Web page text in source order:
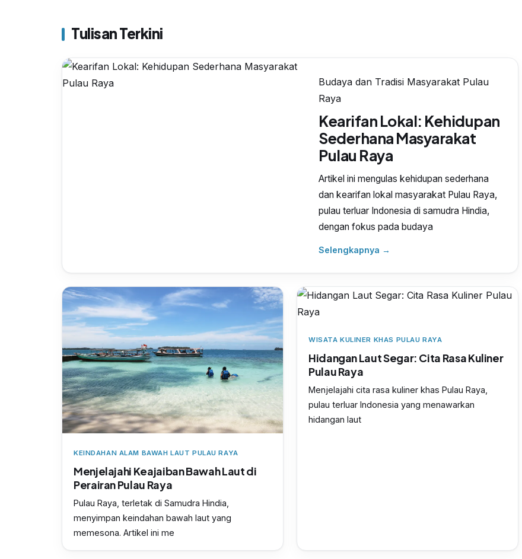
Tulisan Terkini
Budaya dan Tradisi Masyarakat Pulau
Raya
Kearifan Lokal: Kehidupan
Sederhana Masyarakat
Pulau Raya
Artikel ini mengulas kehidupan sederhana
dan kearifan lokal masyarakat Pulau Raya,
pulau terluar Indonesia di samudra Hindia,
dengan fokus pada budaya
Selengkapnya →
KEINDAHAN ALAM BAWAH LAUT PULAU RAYA
Menjelajahi Keajaiban Bawah Laut di
Perairan Pulau Raya
Pulau Raya, terletak di Samudra Hindia,
menyimpan keindahan bawah laut yang
memesona. Artikel ini me
WISATA KULINER KHAS PULAU RAYA
Hidangan Laut Segar: Cita Rasa Kuliner
Pulau Raya
Menjelajahi cita rasa kuliner khas Pulau Raya,
pulau terluar Indonesia yang menawarkan
hidangan laut